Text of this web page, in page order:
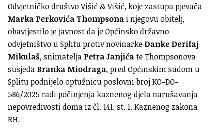
Odvjetničko društvo Višić & Višić, koje zastupa pjevača
Marka Perkovića Thompsona i njegovu obitelj,
obavijestilo je javnost da je Općinsko državno
odvjetništvo u Splitu protiv novinarke Danke Derifaj
Mikulaš, snimatelja Petra Janjićate Thompsonova
susjeda Branka Miodraga, pred Općinskim sudom u
Splitu podnijelo optužnicu poslovni broj KO-DO-
586/2025 radi počinjenja kaznenog djela narušavanja
nepovredivosti doma iz čl. 141. st. 1. Kaznenog zakona
RH.